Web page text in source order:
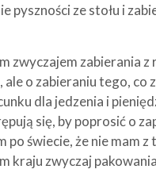
pyszności ze stołu i
zwyczajem zabierania
o zabieraniu tego, co
dla jedzenia i
się, by poprosić o
świecie, że nie mam z
kraju zwyczaj